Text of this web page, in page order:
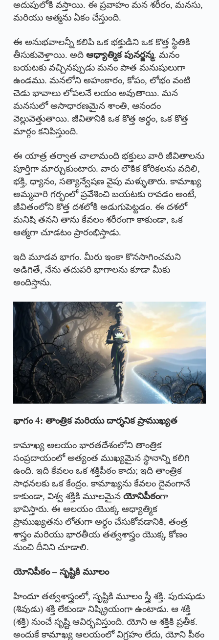
అదుపులోకి వస్తాయి. ఈ ప్రవాహం మన శరీరం, మనసు,
మరియు ఆత్మను ఏకం చేస్తుంది.
ఈ అనుభవాలన్నీ కలిపి ఒక భక్తుడిని ఒక కొత్త స్థితికి
తీసుకువెళ్తాయి. అది ఆధ్యాత్మిక పునర్జన్మ. మనం
బయటకు వచ్చినప్పుడు మనం పాత మనుషులుగా
ఉండము. మనలోని అహంకారం, కోపం, లోభం వంటి
చెడు భావాలు లోపలనే లయం అవుతాయి. మన
మనసులో అసాధారణమైన శాంతి, ఆనందం
వెల్లువెత్తుతాయి. జీవితానికి ఒక కొత్త అర్థం, ఒక కొత్త
మార్గం కనిపిస్తుంది.
ఈ యాత్ర తర్వాత చాలామంది భక్తులు వారి జీవితాలను
పూర్తిగా మార్చుకుంటారు. వారు లౌకిక కోరికలను వదిలి,
భక్తి, ధ్యానం, సత్యాన్వేషణ వైపు మళ్ళుతారు. కామాఖ్య
అమ్మవారి గర్భంలో ప్రవేశించి బయటకు రావడం అంటే,
జీవితంలోని కొత్త దశలోకి అడుగుపెట్టడం. ఈ దశలో
మనిషి తనని తాను కేవలం శరీరంగా కాకుండా, ఒక
ఆత్మగా చూడటం ప్రారంభిస్తాడు.
ఇది మూడవ భాగం. మీరు ఇంకా కొనసాగించమని
అడిగితే, నేను తదుపరి భాగాలను కూడా మీకు
అందిస్తాను.
భాగం 4: తాంత్రిక మరియు దార్శనిక ప్రాముఖ్యత
కామాఖ్య ఆలయం భారతదేశంలోని తాంత్రిక
సంప్రదాయంలో అత్యంత ముఖ్యమైన స్థానాన్ని కలిగి
ఉంది. ఇది కేవలం ఒక శక్తిపీఠం కాదు; ఇది తాంత్రిక
సాధనలకు ఒక కేంద్రం. కామాఖ్యను కేవలం దైవంగానే
కాకుండా, విశ్వ శక్తికి మూలమైన యోనిపీఠంగా
భావిస్తారు. ఈ ఆలయం యొక్క ఆధ్యాత్మిక
ప్రాముఖ్యతను లోతుగా అర్థం చేసుకోవడానికి, తంత్ర
శాస్త్రం మరియు భారతీయ తత్వశాస్త్రం యొక్క కోణం
నుంచి దీనిని చూడాలి.
యోనిపీఠం – సృష్టికి మూలం
హిందూ తత్వశాస్త్రంలో, సృష్టికి మూలం స్త్రీ శక్తి. పురుషుడు
(శివుడు) శక్తి లేకుండా నిష్క్రియంగా ఉంటాడు. ఆ శక్తి
(శక్తి) నుంచే సృష్టి ఆవిర్భవిస్తుంది. యోని ఆ శక్తికి ప్రతీక.
అందుకే కామాఖ్య ఆలయంలో విగ్రహం లేదు, యోని పీఠం